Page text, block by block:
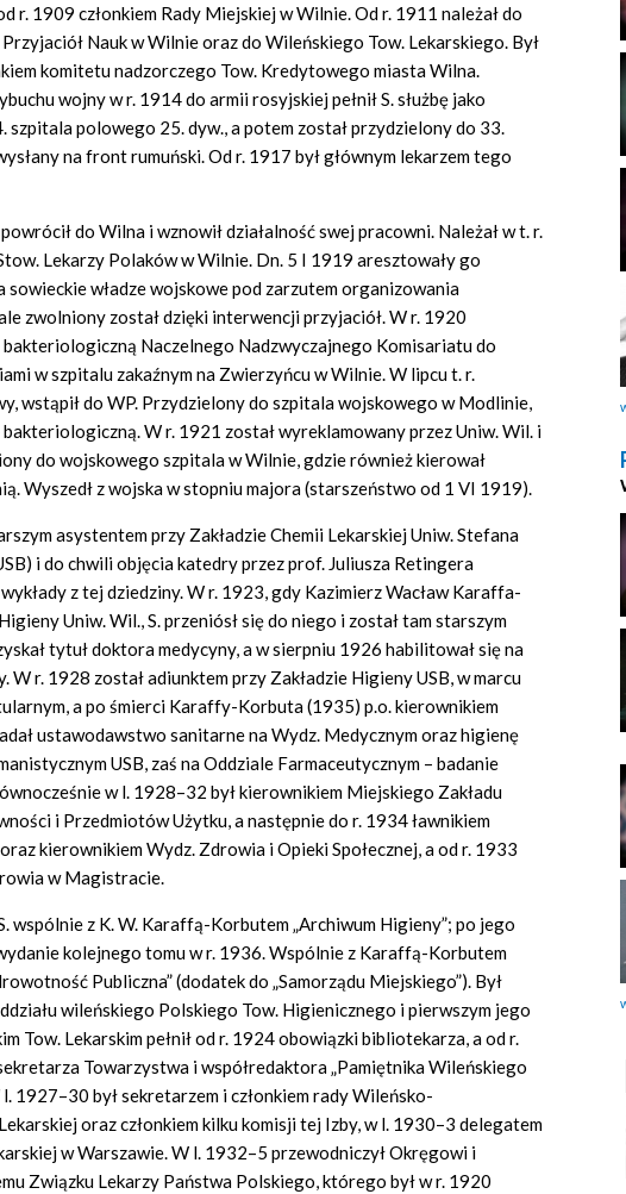
r. 1909 członkiem Rady Miejskiej w Wilnie. Od r. 1911 należał do
Nauk w Wilnie oraz do Wileńskiego Tow. Lekarskiego. Był
komitetu nadzorczego Tow. Kredytowego miasta Wilna.
wojny w r. 1914 do armii rosyjskiej pełnił S. służbę jako
polowego 25. dyw., a potem został przydzielony do 33.
na front rumuński. Od r. 1917 był głównym lekarzem tego
do Wilna i wznowił działalność swej pracowni. Należał w t. r.
Lekarzy Polaków w Wilnie. Dn. 5 I 1919 aresztowały go
sowieckie władze wojskowe pod zarzutem organizowania
zwolniony został dzięki interwencji przyjaciół. W r. 1920
Naczelnego Nadzwyczajnego Komisariatu do
w szpitalu zakaźnym na Zwierzyńcu w Wilnie. W lipcu t. r.
wstąpił do WP. Przydzielony do szpitala wojskowego w Modlinie,
W r. 1921 został wyreklamowany przez Uniw. Wil. i
do wojskowego szpitala w Wilnie, gdzie również kierował
Wyszedł z wojska w stopniu majora (starszeństwo od 1 VI 1919).
asystentem przy Zakładzie Chemii Lekarskiej Uniw. Stefana
i do chwili objęcia katedry przez prof. Juliusza Retingera
z tej dziedziny. W r. 1923, gdy Kazimierz Wacław Karaffa-
Uniw. Wil., S. przeniósł się do niego i został tam starszym
tytuł doktora medycyny, a w sierpniu 1926 habilitował się na
W r. 1928 został adiunktem przy Zakładzie Higieny USB, w marcu
a po śmierci Karaffy-Korbuta (1935) p.o. kierownikiem
ustawodawstwo sanitarne na Wydz. Medycznym oraz higienę
USB, zaś na Oddziale Farmaceutycznym – badanie
w l. 1928–32 był kierownikiem Miejskiego Zakładu
i Przedmiotów Użytku, a następnie do r. 1934 ławnikiem
kierownikiem Wydz. Zdrowia i Opieki Społecznej, a od r. 1933
w Magistracie.
wspólnie z K. W. Karaffą-Korbutem „Archiwum Higieny”; po jego
kolejnego tomu w r. 1936. Wspólnie z Karaffą-Korbutem
Publiczna” (dodatek do „Samorządu Miejskiego”). Był
wileńskiego Polskiego Tow. Higienicznego i pierwszym jego
Tow. Lekarskim pełnił od r. 1924 obowiązki bibliotekarza, a od r.
Towarzystwa i współredaktora „Pamiętnika Wileńskiego
l. 1927–30 był sekretarzem i członkiem rady Wileńsko-
oraz członkiem kilku komisji tej Izby, w l. 1930–3 delegatem
w Warszawie. W l. 1932–5 przewodniczył Okręgowi i
Związku Lekarzy Państwa Polskiego, którego był w r. 1920